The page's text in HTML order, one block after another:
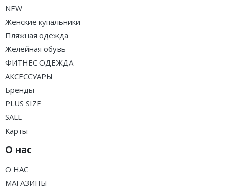
NEW
Женские купальники
Пляжная одежда
Желейная обувь
ФИТНЕС ОДЕЖДА
АКСЕССУАРЫ
Бренды
PLUS SIZE
SALE
Карты
О нас
О НАС
МАГАЗИНЫ